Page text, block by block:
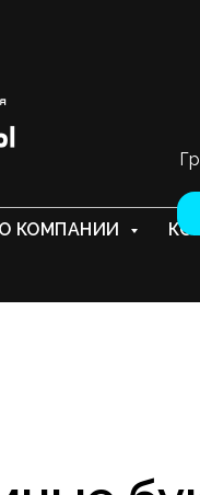
О КОМПАНИИ